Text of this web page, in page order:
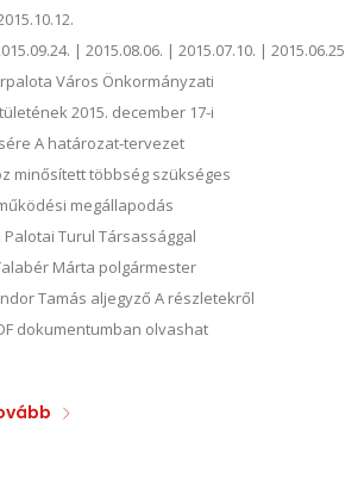
| 2015.08.06. | 2015.07.10. |
Város Önkormányzati
2015. december 17-i
A határozat-tervezet
minősített többség szükséges
megállapodás
Turul Társassággal
Márta polgármester
Tamás aljegyző A részletekről
dokumentumban olvashat